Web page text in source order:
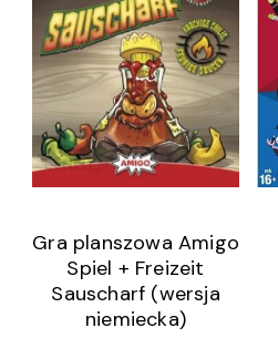
Gra planszowa Amigo
Spiel + Freizeit
Sauscharf (wersja
niemiecka)